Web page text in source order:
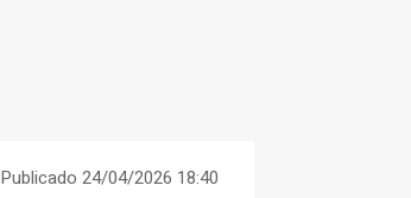
Publicado 24/04/2026 18:40